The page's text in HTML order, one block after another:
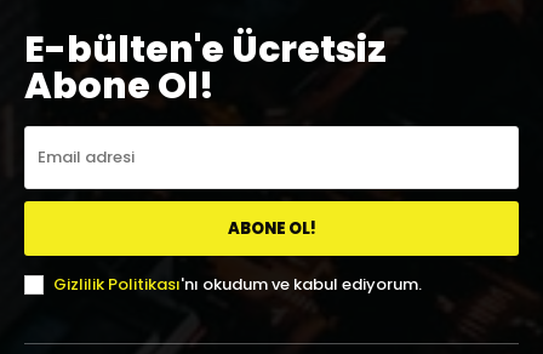
E-bülten'e Ücretsiz
Abone Ol!
ABONE OL!
Gizlilik Politikası'nı okudum ve kabul ediyorum.